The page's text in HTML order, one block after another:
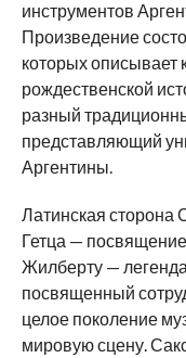
инструментов
Произведение
которых описывает
рождественской
разный
представляющий
Аргентины.
Латинская сторона
Гетца —
Жилберту —
посвященный
целое поколение
мировую сцену.